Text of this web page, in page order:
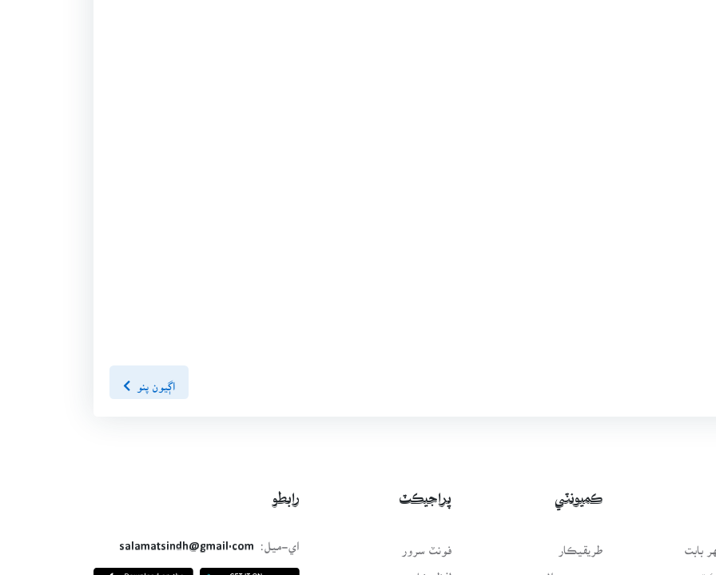
اڳيون پنو
بابت
ڪميونٽي
طريقيڪار
عمومي سوال
پراجيڪٽ
فونٽ سرور
لفظيڪار
رابطو
اي-ميل:
salamatsindh@gmail.com